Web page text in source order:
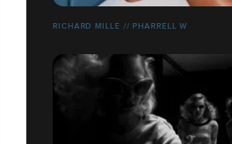
RICHARD MILLE // PHARRELL W